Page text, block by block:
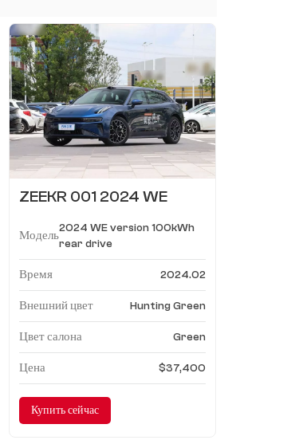
ZEEKR 001 2024 WE
привод
Модель
2024 WE version 100kWh
rear drive
Время 2024.02
Внешний цвет Hunting Green
Цвет салона Green
Цена $37,400
Купить сейчас